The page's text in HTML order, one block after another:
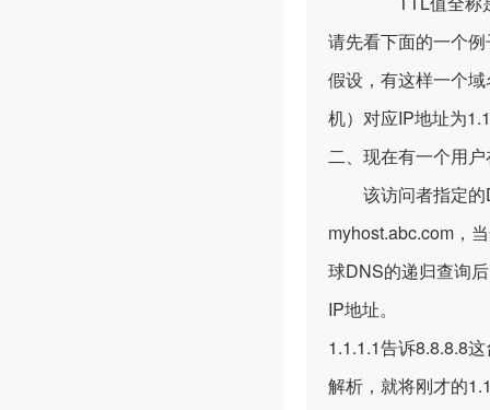
请先看下面的一个
假设，有这样一个
机）对应IP地址为
二、现在有一个用
该访问者指定的
myhost.abc.com，
球DNS的递归查询
IP地址。
1.1.1.1告诉8.8.8.8
解析，就将刚才的